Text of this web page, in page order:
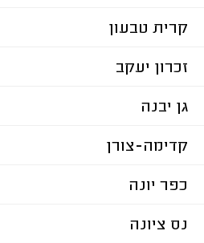
קרית טבעון
זכרון יעקב
גן יבנה
קדימה-צורן
כפר יונה
נס ציונה